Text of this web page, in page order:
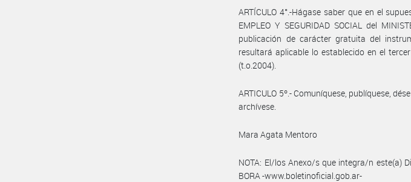
ARTÍCULO 4°.-Hágase saber que en el
EMPLEO Y SEGURIDAD SOCIAL del
publicación de carácter gratuita del
resultará aplicable lo establecido en el
(t.o.2004).
ARTICULO 5º.- Comuníquese, publíquese,
archívese.
Mara Agata Mentoro
NOTA: El/los Anexo/s que integra/n este(a)
BORA -www.boletinoficial.gob.ar-